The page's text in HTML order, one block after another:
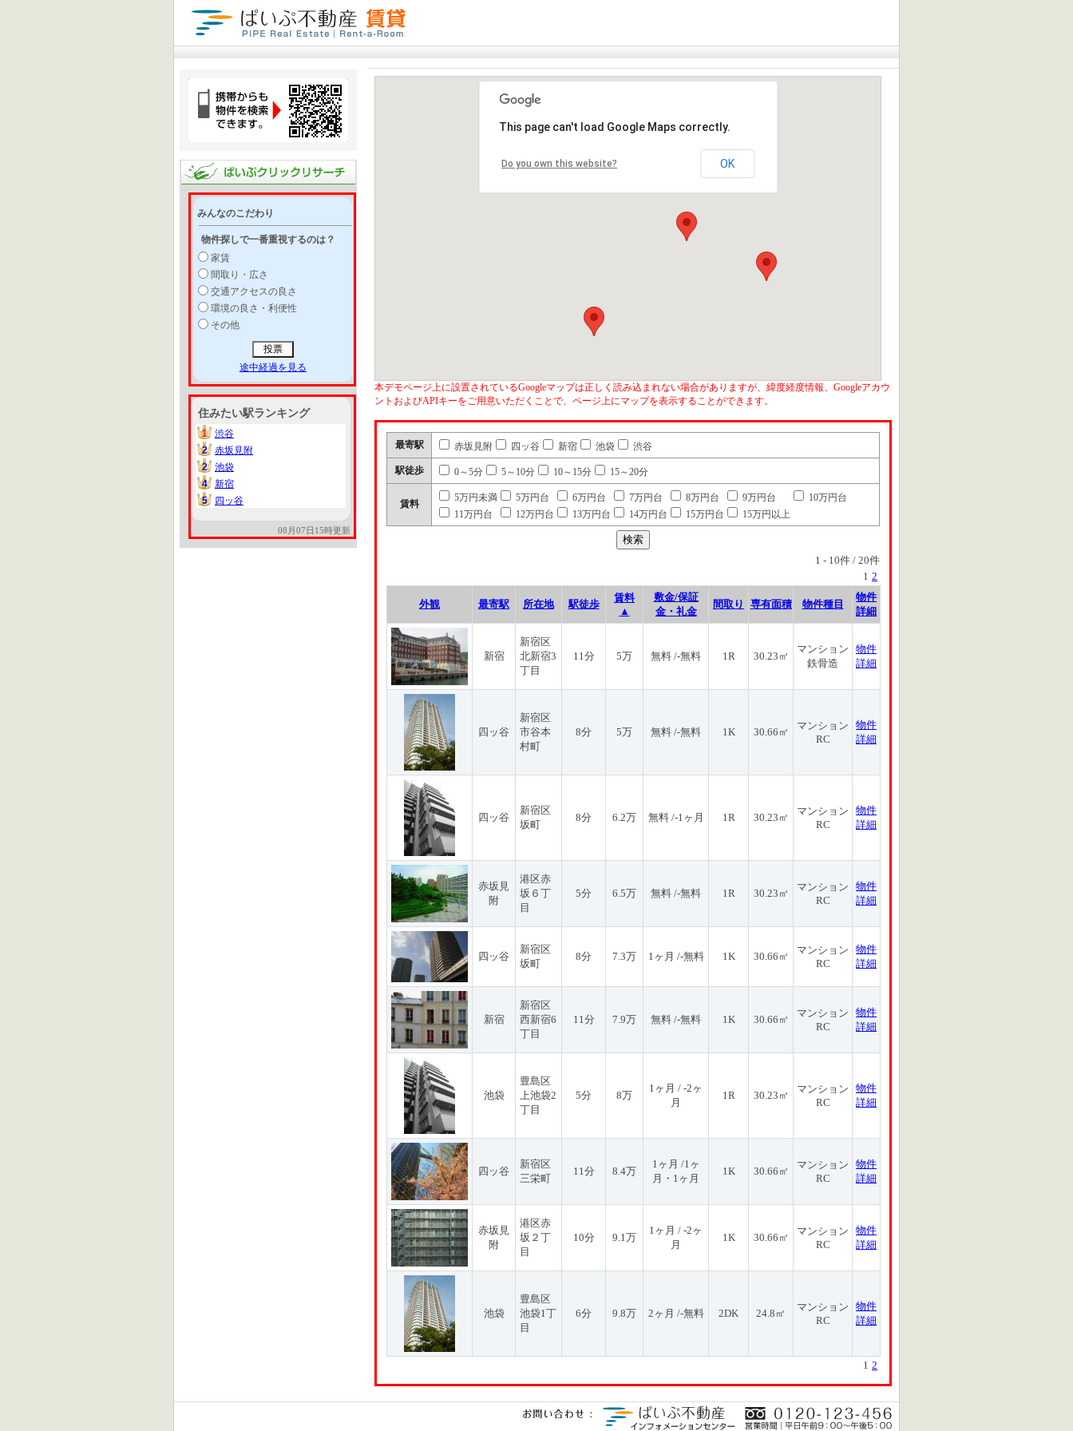
みんなのこだわり
物件探しで一番重視するのは？
家賃
間取り・広さ
交通アクセスの良さ
環境の良さ・利便性
その他
途中経過を見る
住みたい駅ランキング
1
1
渋谷
2
2
赤坂見附
2
2
池袋
4
4
新宿
5
5 四ッ谷
08月07日15時更新
This page can't load Google Maps correctly.
Do you own this website? OK
本デモページ上に設置されているGoogleマップは正しく読み込まれない場合がありますが、緯度経度情報、Googleアカウ
ントおよびAPIキーをご用意いただくことで、ページ上にマップを表示することができます。
最寄駅 赤坂見附 四ッ谷 新宿 池袋 渋谷
駅徒歩 0～5分 5～10分 10～15分 15～20分
賃料
5万円未満 5万円台 6万円台 7万円台 8万円台 9万円台
10万円台
11万円台
12万円台 13万円台 14万円台 15万円台 15万円以上
1 - 10件 / 20件
1 2
外観 最寄駅 所在地 駅徒歩
賃料
▲
敷金/保証
金・礼金
間取り 専有面積 物件種目
物件
詳細
新宿
新宿区
北新宿3
丁目
11分 5万 無料 /-無料 1R 30.23㎡
マンション
鉄骨造
物件
詳細
四ッ谷
新宿区
市谷本
村町
8分 5万 無料 /-無料 1K 30.66㎡
マンション
RC
物件
詳細
四ッ谷
新宿区
坂町
8分 6.2万 無料 /-1ヶ月 1R 30.23㎡
マンション
RC
物件
詳細
赤坂見
附
港区赤
坂６丁
目
5分 6.5万 無料 /-無料 1R 30.23㎡
マンション
RC
物件
詳細
四ッ谷
新宿区
坂町
8分 7.3万 1ヶ月 /-無料 1K 30.66㎡
マンション
RC
物件
詳細
新宿
新宿区
西新宿6
丁目
11分 7.9万 無料 /-無料 1K 30.66㎡
マンション
RC
物件
詳細
池袋
豊島区
上池袋2
丁目
5分 8万
1ヶ月 / -2ヶ
月
1R 30.23㎡
マンション
RC
物件
詳細
四ッ谷
新宿区
三栄町
11分 8.4万
1ヶ月 /1ヶ
月・1ヶ月
1K 30.66㎡
マンション
RC
物件
詳細
赤坂見
附
港区赤
坂２丁
目
10分 9.1万
1ヶ月 / -2ヶ
月
1K 30.66㎡
マンション
RC
物件
詳細
池袋
豊島区
池袋1丁
目
6分 9.8万 2ヶ月 /-無料 2DK 24.8㎡
マンション
RC
物件
詳細
1 2